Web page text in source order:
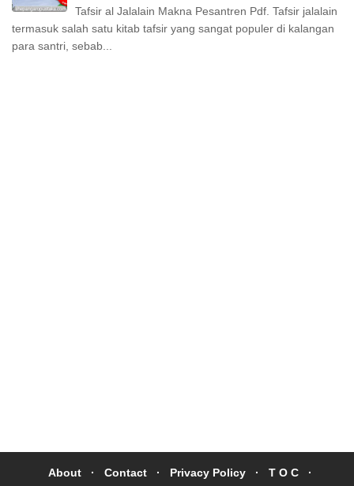
Tafsir al Jalalain Makna Pesantren Pdf. Tafsir jalalain
termasuk salah satu kitab tafsir yang sangat populer di kalangan
para santri, sebab...
About Contact Privacy Policy T O C